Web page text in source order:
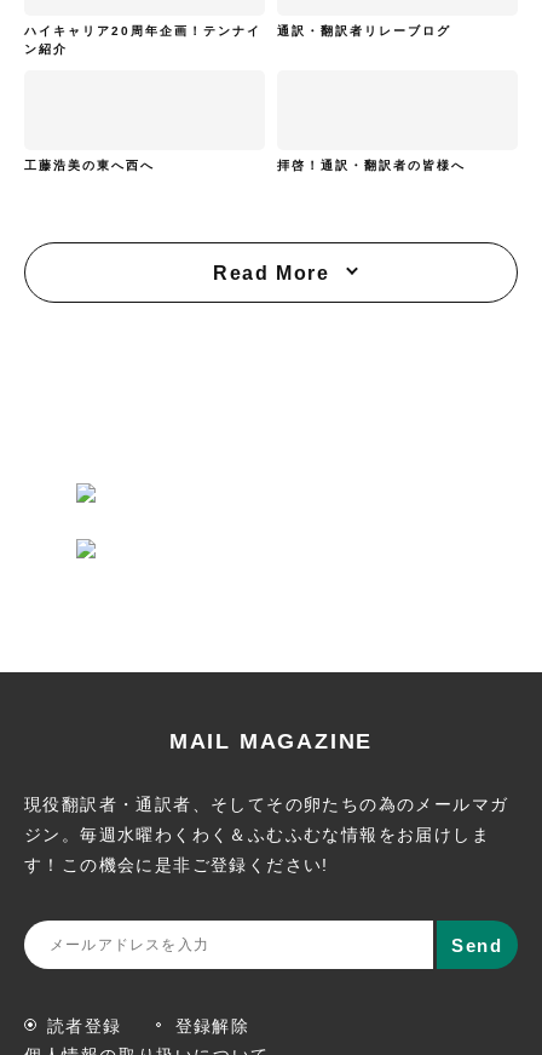
ハイキャリア20周年企画！テンナイ
ン紹介
通訳・翻訳者リレーブログ
工藤浩美の東へ西へ 拝啓！通訳・翻訳者の皆様へ
Read More
MAIL MAGAZINE
現役翻訳者・通訳者、そしてその卵たちの為のメールマガ
ジン。毎週水曜わくわく＆ふむふむな情報をお届けしま
す！この機会に 是非ご登録ください!
読者登録
登録解除